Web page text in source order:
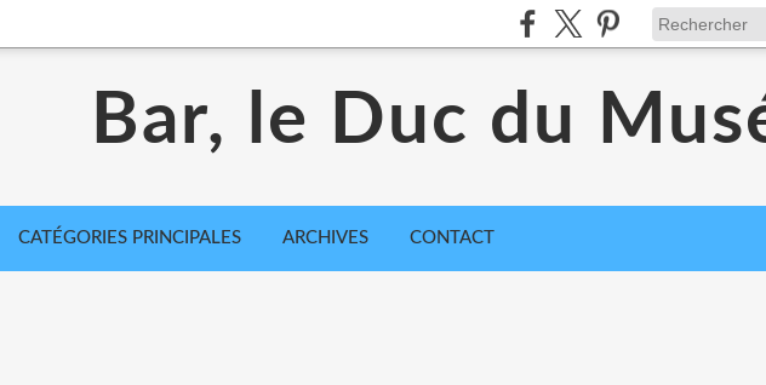
Bar, le Duc du
CATÉGORIES PRINCIPALES ARCHIVES CONTACT